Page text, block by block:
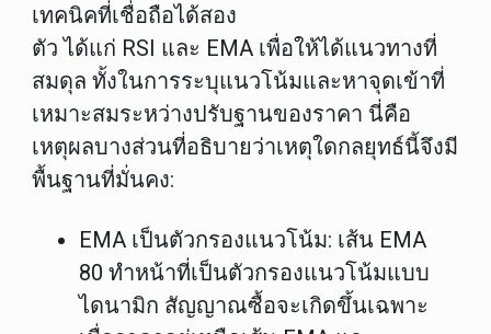
เทคนิคที่เชื่อถือได้สอง
ตัว ได้แก่ RSI และ EMA เพื่อให้ได้แนวทางที่
สมดุล ทั้งในการระบุแนวโน้มและหาจุดเข้าที่
เหมาะสมระหว่างปรับฐานของราคา นี่คือ
เหตุผลบางส่วนที่อธิบายว่าเหตุใดกลยุทธ์นี้จึงมี
พื้นฐานที่มั่นคง:
EMA เป็นตัวกรองแนวโน้ม: เส้น EMA
80 ทำหน้าที่เป็นตัวกรองแนวโน้มแบบ
ไดนามิก สัญญาณซื้อจะเกิดขึ้นเฉพาะ